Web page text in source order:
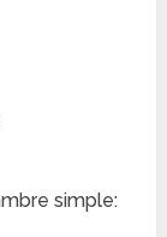
simple: